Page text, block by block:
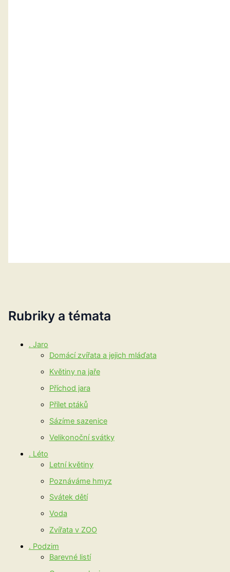
Rubriky a témata
. Jaro
Domácí zvířata a jejich mláďata
Květiny na jaře
Příchod jara
Přílet ptáků
Sázíme sazenice
Velikonoční svátky
. Léto
Letní květiny
Poznáváme hmyz
Svátek dětí
Voda
Zvířata v ZOO
. Podzim
Barevné listí